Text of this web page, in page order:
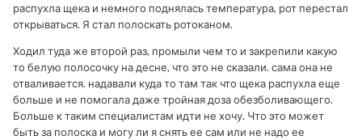
распухла щека и немного поднялась температура, рот перестал
открываться. Я стал полоскать ротоканом.
Ходил туда же второй раз, промыли чем то и закрепили какую
то белую полосочку на десне, что это не сказали. сама она не
отваливается. надавали куда то там так что щека распухла еще
больше и не помогала даже тройная доза обезболивающего.
Больше к таким специалистам идти не хочу. Что это может
быть за полоска и могу ли я снять ее сам или не надо ее